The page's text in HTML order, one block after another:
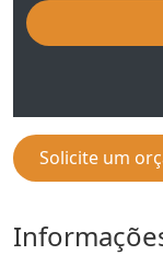
Solicite um